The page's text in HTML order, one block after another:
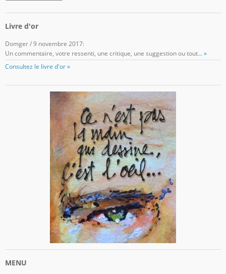
Livre d'or
Domger/9 novembre 2017:
Un commentaire, votre ressenti, une critique, une suggestion ou tout... »
Consultez le livre d'or »
MENU